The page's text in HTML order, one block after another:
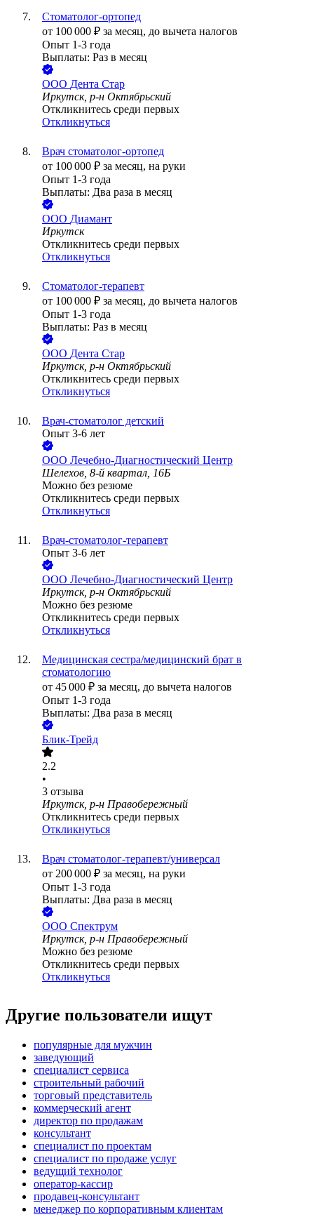
Стоматолог-ортопед
от 100 000 ₽ за месяц, до вычета налогов
Опыт 1-3 года
Выплаты: Раз в месяц
ООО Дента Стар
Иркутск, р-н Октябрьский
Откликнитесь среди первых
Откликнуться
Врач стоматолог-ортопед
от 100 000 ₽ за месяц, на руки
Опыт 1-3 года
Выплаты: Два раза в месяц
ООО Диамант
Иркутск
Откликнитесь среди первых
Откликнуться
Стоматолог-терапевт
от 100 000 ₽ за месяц, до вычета налогов
Опыт 1-3 года
Выплаты: Раз в месяц
ООО Дента Стар
Иркутск, р-н Октябрьский
Откликнитесь среди первых
Откликнуться
Врач-стоматолог детский
Опыт 3-6 лет
ООО Лечебно-Диагностический Центр
Шелехов, 8-й квартал, 16Б
Можно без резюме
Откликнитесь среди первых
Откликнуться
Врач-стоматолог-терапевт
Опыт 3-6 лет
ООО Лечебно-Диагностический Центр
Иркутск, р-н Октябрьский
Можно без резюме
Откликнитесь среди первых
Откликнуться
Медицинская сестра/медицинский брат в
стоматологию
от 45 000 ₽ за месяц, до вычета налогов
Опыт 1-3 года
Выплаты: Два раза в месяц
Блик-Трейд
2.2
•
3 отзыва
Иркутск, р-н Правобережный
Откликнитесь среди первых
Откликнуться
Врач стоматолог-терапевт/универсал
от 200 000 ₽ за месяц, на руки
Опыт 1-3 года
Выплаты: Два раза в месяц
ООО Спектрум
Иркутск, р-н Правобережный
Можно без резюме
Откликнитесь среди первых
Откликнуться
Другие пользователи ищут
популярные для мужчин
заведующий
специалист сервиса
строительный рабочий
торговый представитель
коммерческий агент
директор по продажам
консультант
специалист по проектам
специалист по продаже услуг
ведущий технолог
оператор-кассир
продавец-консультант
менеджер по корпоративным клиентам